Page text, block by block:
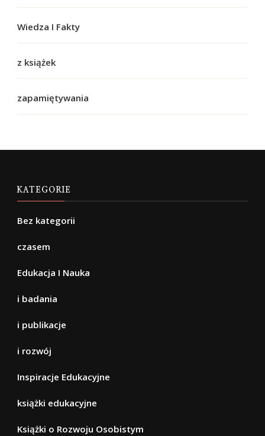
Wiedza I Fakty
z książek
zapamiętywania
KATEGORIE
Bez kategorii
czasem
Edukacja I Nauka
i badania
i publikacje
i rozwój
Inspiracje Edukacyjne
książki edukacyjne
Książki o Rozwoju Osobistym